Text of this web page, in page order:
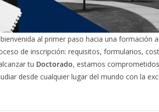
al primer paso hacia una formación
de inscripción: requisitos, formularios,
tu Doctorado, estamos
desde cualquier lugar del mundo con la